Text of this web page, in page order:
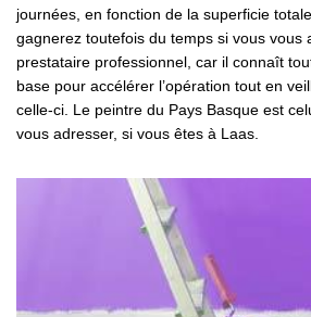
journées, en fonction de la superficie
gagnerez toutefois du temps si vous vous
prestataire professionnel, car il connaît
base pour accélérer l’opération tout en
celle-ci. Le peintre du Pays Basque est
vous adresser, si vous êtes à Laas.